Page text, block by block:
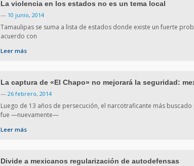
La violencia en los estados no es un tema local
— 10 junio, 2014
Tamaulipas se suma a lista de estados donde existe un fuerte
acuerdo con
Leer más
La captura de «El Chapo» no mejorará la seguridad:
— 26 febrero, 2014
Luego de 13 años de persecución, el narcotraficante más
fue —nuevamente—
Leer más
Divide a mexicanos regularización de autodefensas